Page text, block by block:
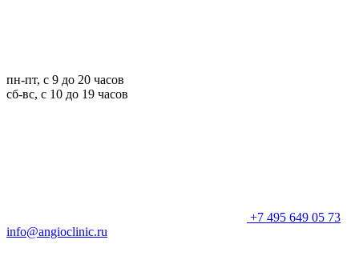
пн-пт, с 9 до 20 часов
сб-вс, с 10 до 19 часов
+7 495 649 05 73
info@angioclinic.ru